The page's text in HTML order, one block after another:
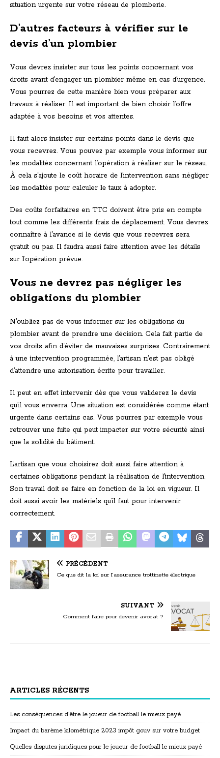
situation urgente sur votre réseau de plomberie.
D’autres facteurs à vérifier sur le
devis d’un plombier
Vous devrez insister sur tous les points concernant vos
droits avant d’engager un plombier même en cas d’urgence.
Vous pourrez de cette manière bien vous préparer aux
travaux à réaliser. Il est important de bien choisir l’offre
adaptée à vos besoins et vos attentes.
Il faut alors insister sur certains points dans le devis que
vous recevrez. Vous pouvez par exemple vous informer sur
les modalités concernant l’opération à réaliser sur le réseau.
À cela s’ajoute le coût horaire de l’intervention sans négliger
les modalités pour calculer le taux à adopter.
Des coûts forfaitaires en TTC doivent être pris en compte
tout comme les différents frais de déplacement. Vous devrez
connaître à l’avance si le devis que vous recevrez sera
gratuit ou pas. Il faudra aussi faire attention avec les détails
sur l’opération prévue.
Vous ne devrez pas négliger les
obligations du plombier
N’oubliez pas de vous informer sur les obligations du
plombier avant de prendre une décision. Cela fait partie de
vos droits afin d’éviter de mauvaises surprises. Contrairement
à une intervention programmée, l’artisan n’est pas obligé
d’attendre une autorisation écrite pour travailler.
Il peut en effet intervenir dès que vous validerez le devis
qu’il vous enverra. Une situation est considérée comme étant
urgente dans certains cas. Vous pourrez par exemple vous
retrouver une fuite qui peut impacter sur votre sécurité ainsi
que la solidité du bâtiment.
L’artisan que vous choisirez doit aussi faire attention à
certaines obligations pendant la réalisation de l’intervention.
Son travail doit se faire en fonction de la loi en vigueur. Il
doit aussi avoir les matériels qu’il faut pour intervenir
correctement.
PRÉCÉDENT
Ce que dit la loi sur l’assurance trottinette électrique
SUIVANT
Comment faire pour devenir avocat ?
ARTICLES RÉCENTS
Les conséquences d’être le joueur de football le mieux payé
Impact du barème kilométrique 2023 impôt gouv sur votre budget
Quelles disputes juridiques pour le joueur de football le mieux payé